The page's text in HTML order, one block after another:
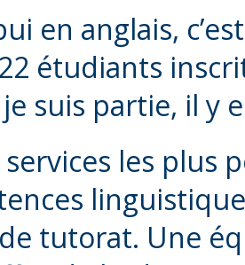
en anglais,
étudiants
suis partie, il y
services les plus
tutorat. Une